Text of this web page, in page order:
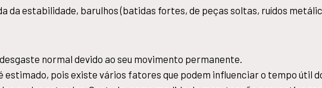
da estabilidade, barulhos (batidas fortes, de peças soltas, ruídos
normal devido ao seu movimento permanente.
estimado, pois existe vários fatores que podem influenciar o tempo útil